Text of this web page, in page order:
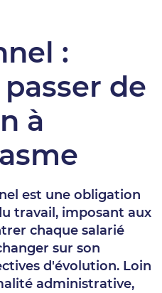
:
de
à
est une obligation
travail, imposant aux
chaque salarié
sur son
d'évolution. Loin
administrative,